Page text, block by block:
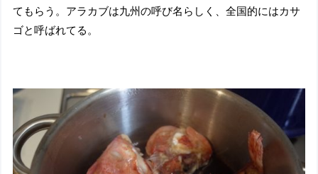
てもらう。アラカブは九州の呼び名らしく、全国的にはカサ
ゴと呼ばれてる。